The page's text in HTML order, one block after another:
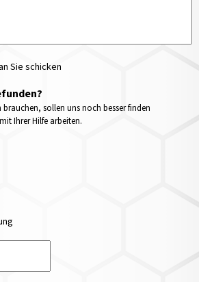
Sie schicken
brauchen, sollen uns noch besser finden
Ihrer Hilfe arbeiten.